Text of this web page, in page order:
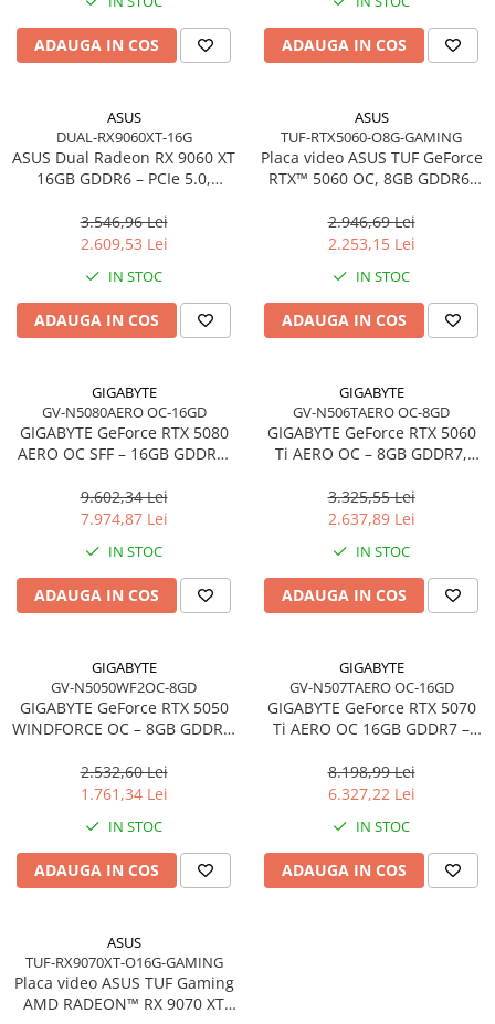
Imprimante Large Format Printer
(LFP)
Plottere & Scannere
Scannere
Scannere Documente
Caști & Microfoane
Microfoane & Reportofoane
Display & signage
Ecrane Digital Signage
Ecrane Touchscreen Digital Signage
Proiectoare
Proiectoare Business
Proiectoare Consumer
Memorii RAM
Memorii Laptop
Surse de alimentare
Surse de Alimentare PC
Ventilatoare & Sisteme de Răcire
Răcire PC
Ventilatoare & Sisteme de Răcire
Accesorii componente
Unități optice
Blu-Ray, CD/DVD & Floppy Drives
Hub-uri USB
Genți & Rucsacuri
Rucsacuri & Genți Laptop
Kit-uri Tastatura si Mouse
Prize cu Protecție
USB & Card Readers
Cititoare de Carduri Usb
ADAUGA IN COS ADAUGA IN COS
ASUS
DUAL-RX9060XT-16G
ASUS Dual Radeon RX 9060 XT
16GB GDDR6 – PCIe 5.0,
3.546,96 Lei
2.609,53 Lei
IN STOC
ADAUGA IN COS
ASUS
TUF-RTX5060-O8G-GAMING
Placa video ASUS TUF GeForce
RTX™ 5060 OC, 8GB GDDR6,
2.946,69 Lei
2.253,15 Lei
IN STOC
ADAUGA IN COS
GIGABYTE
GV-N5080AERO OC-16GD
GIGABYTE GeForce RTX 5080
AERO OC SFF – 16GB GDDR7,
3×DP + HDMI
9.602,34 Lei
7.974,87 Lei
IN STOC
ADAUGA IN COS
GIGABYTE
GV-N506TAERO OC-8GD
GIGABYTE GeForce RTX 5060
Ti AERO OC – 8GB GDDR7,
HDMI
3.325,55 Lei
2.637,89 Lei
IN STOC
ADAUGA IN COS
GIGABYTE
GV-N5050WF2OC-8GD
GIGABYTE GeForce RTX 5050
WINDFORCE OC – 8GB GDDR6,
2×HDMI
2.532,60 Lei
1.761,34 Lei
IN STOC
ADAUGA IN COS
GIGABYTE
GV-N507TAERO OC-16GD
GIGABYTE GeForce RTX 5070
Ti AERO OC 16GB GDDR7 –
8.198,99 Lei
6.327,22 Lei
IN STOC
ADAUGA IN COS
ASUS
TUF-RX9070XT-O16G-GAMING
Placa video ASUS TUF Gaming
AMD RADEON™ RX 9070 XT